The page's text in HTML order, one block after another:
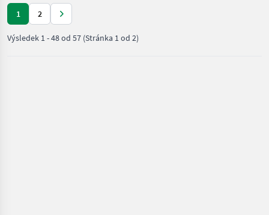
1 2
Výsledek 1-48od 57 (Stránka 1 od 2)